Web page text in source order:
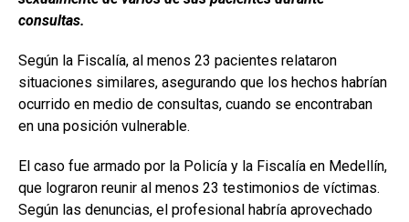
consultas.
Según la Fiscalía, al menos 23 pacientes relataron
situaciones similares, asegurando que los hechos habrían
ocurrido en medio de consultas, cuando se encontraban
en una posición vulnerable.
El caso fue armado por la Policía y la Fiscalía en Medellín,
que lograron reunir al menos 23 testimonios de víctimas.
Según las denuncias, el profesional habría aprovechado